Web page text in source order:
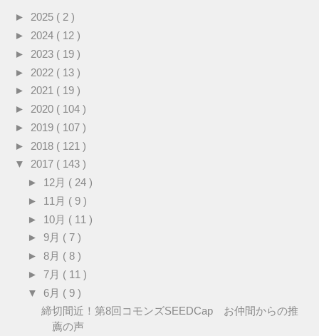
► 2025 ( 2 )
► 2024 ( 12 )
► 2023 ( 19 )
► 2022 ( 13 )
► 2021 ( 19 )
► 2020 ( 104 )
► 2019 ( 107 )
► 2018 ( 121 )
▼ 2017 ( 143 )
► 12月 ( 24 )
► 11月 ( 9 )
► 10月 ( 11 )
► 9月 ( 7 )
► 8月 ( 8 )
► 7月 ( 11 )
▼ 6月 ( 9 )
締切間近！第8回コモンズSEEDCap お仲間からの推
薦の声